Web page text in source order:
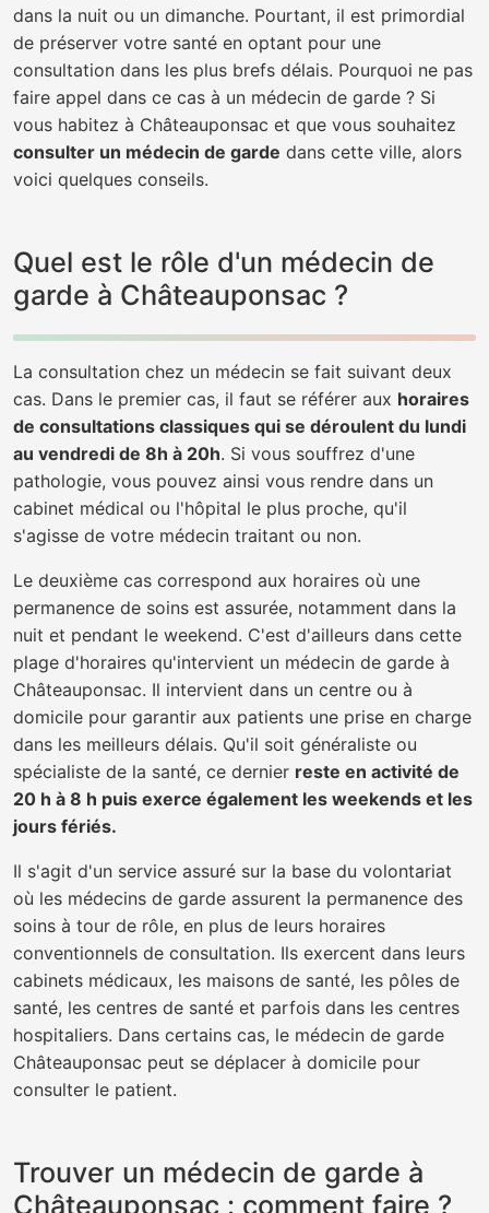
dans la nuit ou un dimanche. Pourtant, il est primordial
de préserver votre santé en optant pour une
consultation dans les plus brefs délais. Pourquoi ne pas
faire appel dans ce cas à un médecin de garde ? Si
vous habitez à Châteauponsac et que vous souhaitez
consulter un médecin de garde dans cette ville, alors
voici quelques conseils.
Quel est le rôle d'un médecin de
garde à Châteauponsac ?
La consultation chez un médecin se fait suivant deux
cas. Dans le premier cas, il faut se référer aux horaires
de consultations classiques qui se déroulent du lundi
au vendredi de 8h à 20h. Si vous souffrez d'une
pathologie, vous pouvez ainsi vous rendre dans un
cabinet médical ou l'hôpital le plus proche, qu'il
s'agisse de votre médecin traitant ou non.
Le deuxième cas correspond aux horaires où une
permanence de soins est assurée, notamment dans la
nuit et pendant le weekend. C'est d'ailleurs dans cette
plage d'horaires qu'intervient un médecin de garde à
Châteauponsac. Il intervient dans un centre ou à
domicile pour garantir aux patients une prise en charge
dans les meilleurs délais. Qu'il soit généraliste ou
spécialiste de la santé, ce dernier reste en activité de
20 h à 8 h puis exerce également les weekends et les
jours fériés.
Il s'agit d'un service assuré sur la base du volontariat
où les médecins de garde assurent la permanence des
soins à tour de rôle, en plus de leurs horaires
conventionnels de consultation. Ils exercent dans leurs
cabinets médicaux, les maisons de santé, les pôles de
santé, les centres de santé et parfois dans les centres
hospitaliers. Dans certains cas, le médecin de garde
Châteauponsac peut se déplacer à domicile pour
consulter le patient.
Trouver un médecin de garde à
Châteauponsac : comment faire ?